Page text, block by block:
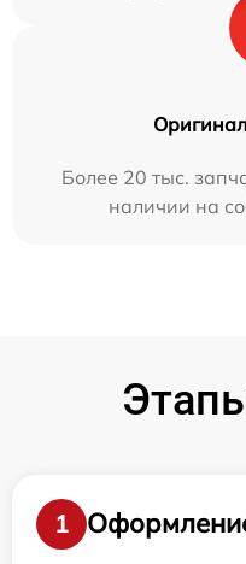
Более 20 тыс.
наличии на
1